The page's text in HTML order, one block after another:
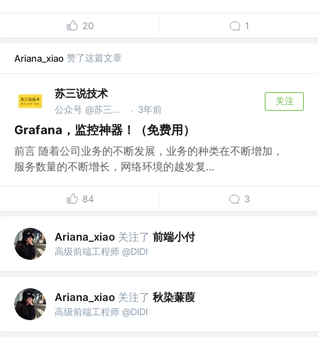
20 1
Ariana_xiao 赞了这篇文章
苏三说技术
公众号 @苏三说技术｜susan.net.cn · 3年前
关注
Grafana，监控神器！（免费用）
前言 随着公司业务的不断发展，业务的种类在不断增加，
服务数量的不断增长，网络环境的越发复...
84 3
Ariana_xiao 关注了 前端小付
高级前端工程师 @DIDI
Ariana_xiao 关注了 秋染蒹葭
高级前端工程师 @DIDI